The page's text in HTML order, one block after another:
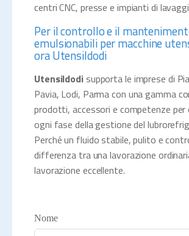
centri CNC, presse e impianti di
Per il controllo e il
emulsionabili per macchine
ora Utensildodi
Utensildodisupporta le imprese di
Pavia, Lodi, Parma con una gamma
prodotti, accessori e competenze
ogni fase della gestione del
Perché un fluido stabile, pulito e
differenza tra una lavorazione
lavorazione eccellente.
Nome